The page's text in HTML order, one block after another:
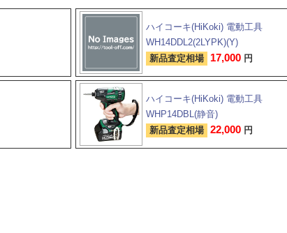
ハイコーキ(HiKoki) 電動工具
WH14DDL2(2LYPK)(Y)
新品査定相場 17,000 円
ハイコーキ(HiKoki) 電動工具
WHP14DBL(静音)
新品査定相場 22,000 円